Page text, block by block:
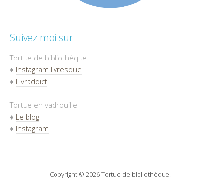
Suivez moi sur
Tortue de bibliothèque
♦ Instagram livresque
♦ Livraddict
Tortue en vadrouille
♦ Le blog
♦ Instagram
Copyright © 2026 Tortue de bibliothèque.